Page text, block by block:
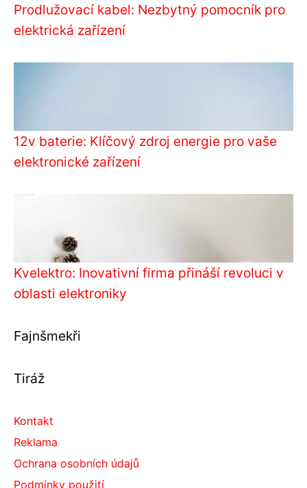
Prodlužovací kabel: Nezbytný pomocník pro
elektrická zařízení
12v baterie: Klíčový zdroj energie pro vaše
elektronické zařízení
Kvelektro: Inovativní firma přináší revoluci v
oblasti elektroniky
Fajnšmekři
Tiráž
Kontakt
Reklama
Ochrana osobních údajů
Podmínky použití